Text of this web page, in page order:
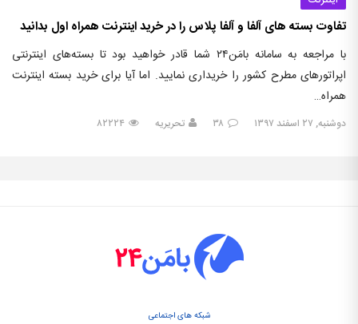
تفاوت بسته های آلفا و آلفا پلاس را در خرید اینترنت همراه اول بدانید
با مراجعه به سامانه بامَن۲۴ شما قادر خواهید بود تا بسته‌های اینترنتی
اپراتورهای مطرح کشور را خریداری نمایید. اما آیا برای خرید بسته اینترنت
همراه…
دوشنبه, ۲۷ اسفند ۱۳۹۷ ۳۸ تحریریه ۸۲۲۲۴
شبکه های اجتماعی